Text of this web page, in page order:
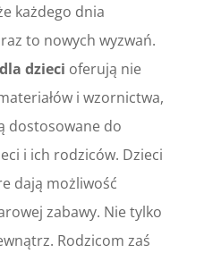
każdego dnia
to nowych wyzwań.
dzieci oferują nie
i wzornictwa,
dostosowane do
i ich rodziców. Dzieci
dają możliwość
zabawy. Nie tylko
Rodzicom zaś